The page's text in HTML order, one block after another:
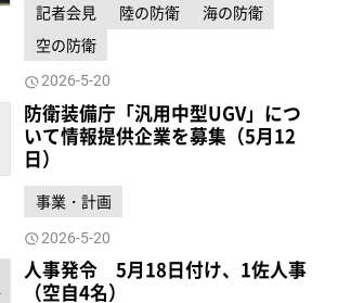
記者会見 陸の防衛
海の防衛
空の防衛
2026-5-20
防衛装備庁「汎用中型UGV」につ
いて情報提供企業を募集（5月12
日）
事業・計画
2026-5-20
人事発令 5月18日付け、1佐人事
（空自4名）